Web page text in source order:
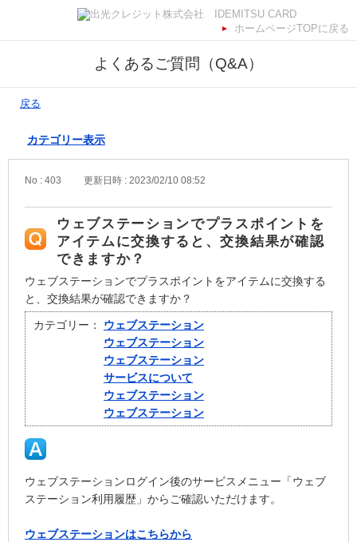
ホームページTOPに戻る
よくあるご質問（Q&A）
戻る
カテゴリー表示
No : 403 更新日時 : 2023/02/10 08:52
ウェブステーションでプラスポイントを
アイテムに交換すると、交換結果が確認
できますか？
ウェブステーションでプラスポイントをアイテムに交換する
と、交換結果が確認できますか？
カテゴリー：
ウェブステーション
ウェブステーション
ウェブステーション
サービスについて
ウェブステーション
ウェブステーション
ウェブステーションログイン後のサービスメニュー「ウェブ
ステーション利用履歴」からご確認いただけます。
ウェブステーションはこちらから